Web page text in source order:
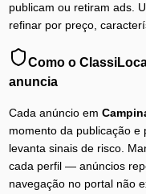
publicam ou retiram ads.
refinar por preço,
Como o
anuncia
Cada anúncio em
momento da publicação
levanta sinais de risco.
cada perfil — anúncios
navegação no portal não